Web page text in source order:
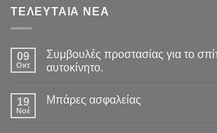
ΤΕΛΕΥΤΑΙΑ ΝΕΑ
09
Οκτ
Συμβουλές προστασίας για το
αυτοκίνητο.
19
Νοέ
Μπάρες ασφαλείας